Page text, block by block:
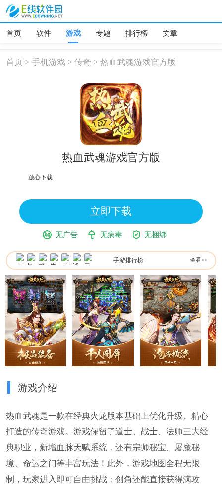
首页 软件 游戏 专题 排行榜 文章
首页 >手机游戏 >传奇 >热血武魂游戏官方版
热血武魂游戏官方版
立即下载
无广告 无病毒 无捆绑
手游排行榜 查看>>
游戏介绍
热血武魂是一款在经典火龙版本基础上优化升级、精心
打造的传奇游戏。游戏保留了道士、战士、法师三大经
典职业，新增血脉天赋系统，还有宗师秘宝、屠魔秘
境、命运之门等丰富玩法！此外，游戏地图全程无限
制，玩家进入即可自由挑战；创角还能直接获得满攻